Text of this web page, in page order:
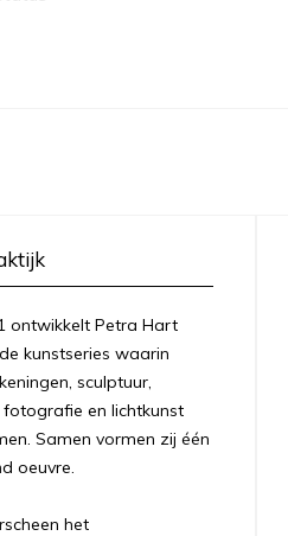
ontwikkelt Petra Hart
kunstseries waarin
sculptuur,
en lichtkunst
Samen vormen zij één
oeuvre.
het